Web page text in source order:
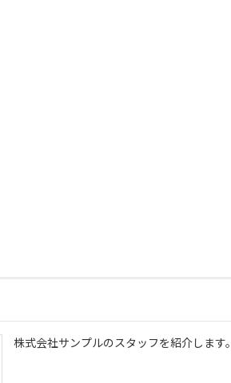
株式会社サンプルのスタッフを紹介します。